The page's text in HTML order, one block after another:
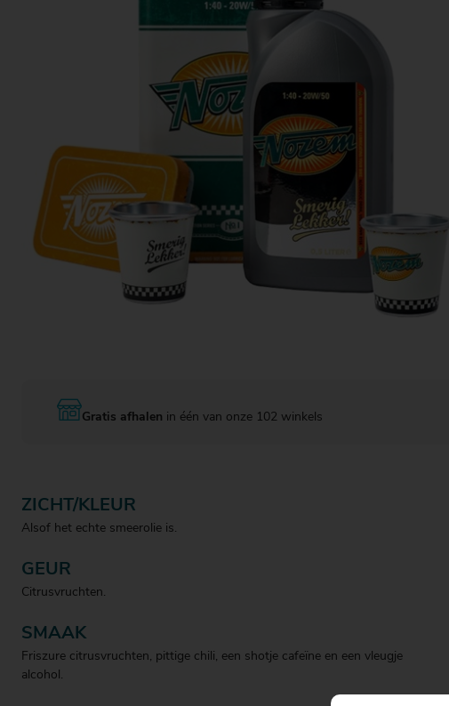
Gratis afhalen in één van onze 102 winkels
ZICHT/KLEUR
Alsof het echte smeerolie is.
GEUR
Citrusvruchten.
SMAAK
Friszure citrusvruchten, pittige chili, een shotje cafeïne en een vleugje
alcohol.